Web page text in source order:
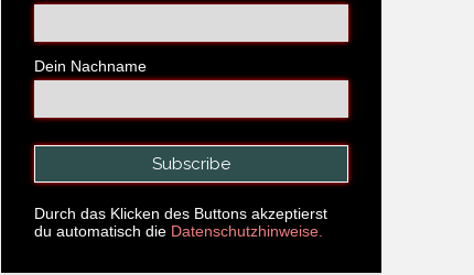
Dein Nachname
Durch das Klicken des Buttons akzeptierst
du automatisch die Datenschutzhinweise.